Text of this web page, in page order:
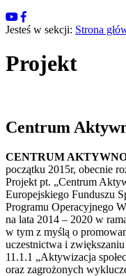
Jesteś w sekcji: Strona
Projekt
Centrum
CENTRUM
początku 2015r, obecnie
Projekt pt. „Centrum
Europejskiego Funduszu
Programu Operacyjnego
na lata 2014 – 2020 w
w tym z myślą o
uczestnictwa i zwiększaniu
11.1.1 „Aktywizacja
oraz zagrożonych